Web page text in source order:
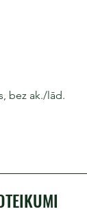
bez ak./lād.